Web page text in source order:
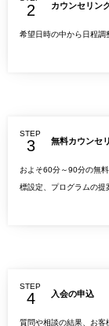
カウンセリン
希望日時の中から日程調
STEP
無料カウンセ
およそ60分～90分の無
標設定、プログラムの提
STEP
入会の申込
質問や相談の結果、お客